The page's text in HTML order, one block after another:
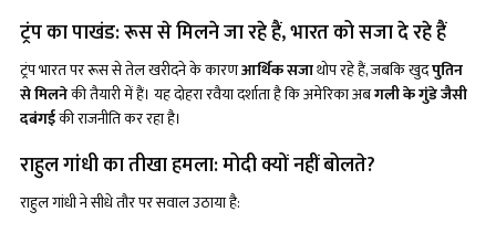
ट्रंप का पाखंड: रूस से मिलने जा रहे हैं, भारत को सजा दे रहे हैं
ट्रंप भारत पर रूस से तेल खरीदने के कारणआर्थिक सजाथोप रहे हैं, जबकि खुदपुतिन
से मिलनेकी तैयारी में हैं। यह दोहरा रवैया दर्शाता है कि अमेरिका अबगली के गुंडे जैसी
दबंगईकी राजनीति कर रहा है।
राहुल गांधी का तीखा हमला: मोदी क्यों नहीं बोलते?
राहुल गांधी ने सीधे तौर पर सवाल उठाया है: